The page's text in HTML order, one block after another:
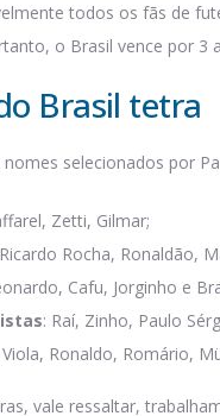
todos os fãs de
o Brasil vence por 3
Brasil tetra
selecionados por
Zetti, Gilmar;
Rocha, Ronaldão,
Cafu, Jorginho e
: Raí, Zinho, Paulo
Viola, Ronaldo, Romário,
vale ressaltar,